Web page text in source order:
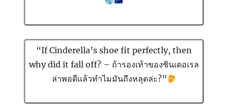
“If Cinderella’s shoe fit perfectly, then
why did it fall off? – ถ้ารองเท้าของซินเดอเรล
ล่าพอดีแล้วทำไมมันถึงหลุดล่ะ?”